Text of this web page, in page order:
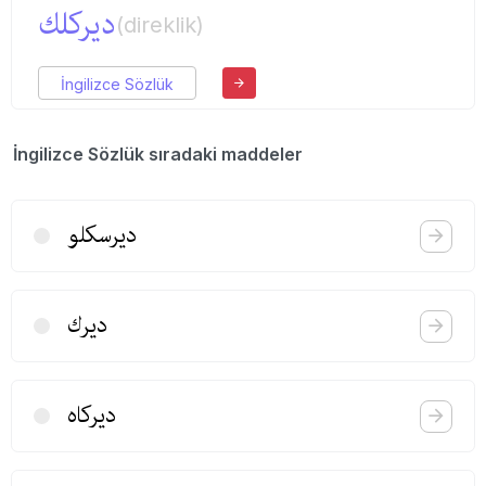
دیركلك(direklik)
İngilizce Sözlük
İngilizce Sözlük sıradaki maddeler
دیرسكلو
دیرك
دیركاه